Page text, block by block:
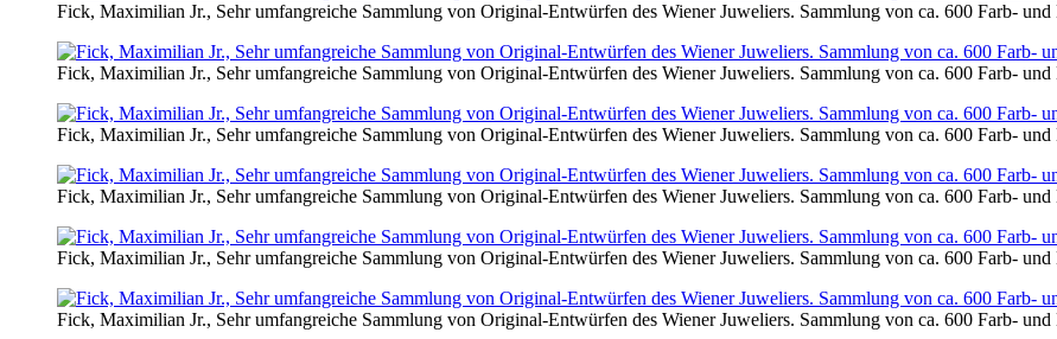
Fick, Maximilian Jr., Sehr umfangreiche Sammlung von Original-Entwürfen des Wiener Juweliers. Sammlung von ca. 600 Farb-
Fick, Maximilian Jr., Sehr umfangreiche Sammlung von Original-Entwürfen des Wiener Juweliers. Sammlung von ca. 600 Farb-
Fick, Maximilian Jr., Sehr umfangreiche Sammlung von Original-Entwürfen des Wiener Juweliers. Sammlung von ca. 600 Farb-
Fick, Maximilian Jr., Sehr umfangreiche Sammlung von Original-Entwürfen des Wiener Juweliers. Sammlung von ca. 600 Farb-
Fick, Maximilian Jr., Sehr umfangreiche Sammlung von Original-Entwürfen des Wiener Juweliers. Sammlung von ca. 600 Farb-
Fick, Maximilian Jr., Sehr umfangreiche Sammlung von Original-Entwürfen des Wiener Juweliers. Sammlung von ca. 600 Farb-